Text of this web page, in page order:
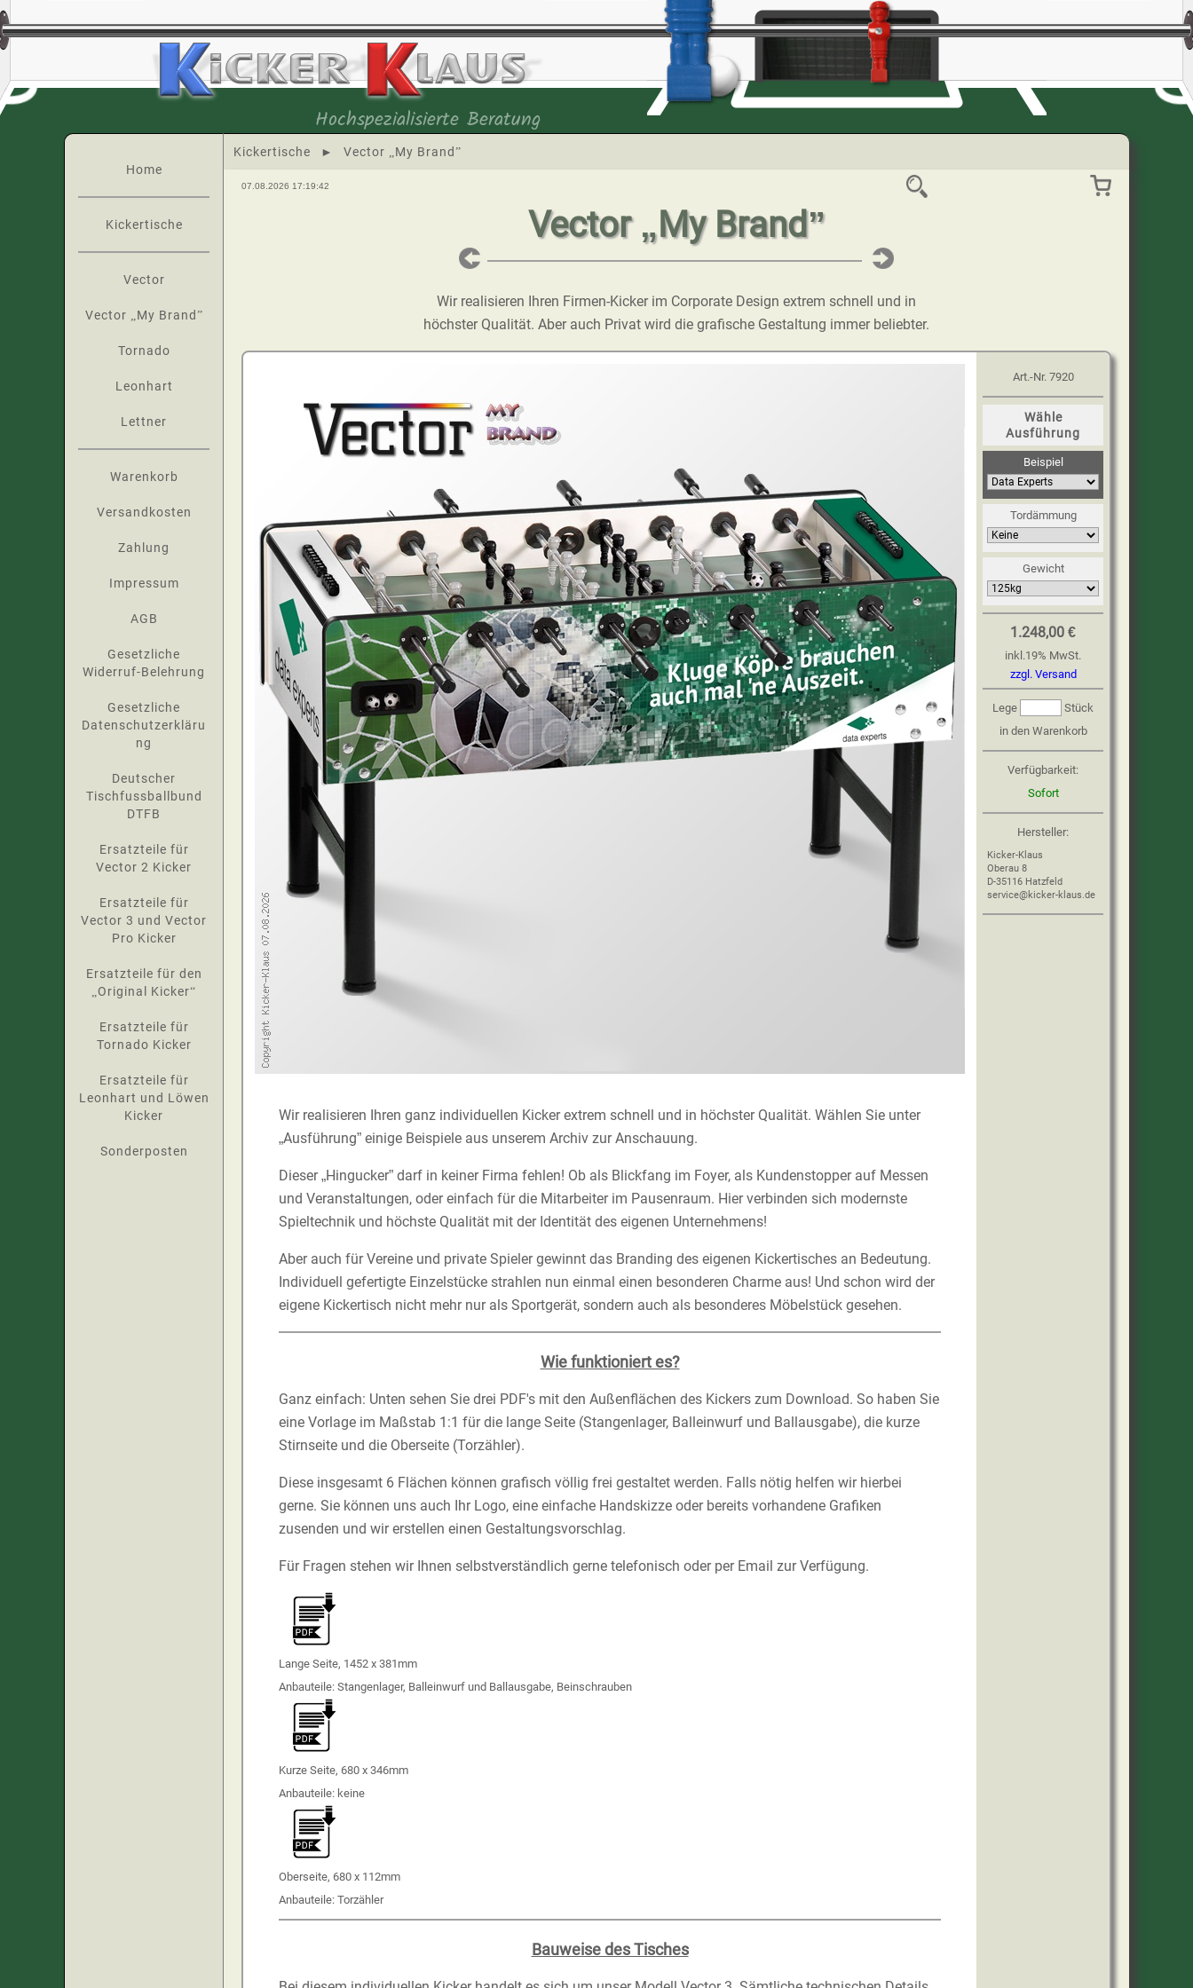
Hochspezialisierte Beratung
07.08.2026 17:19:42
Vector „My Brand”
Wir realisieren Ihren Firmen-Kicker im Corporate Design extrem schnell und in
höchster Qualität. Aber auch Privat wird die grafische Gestaltung immer beliebter.
Wir realisieren Ihren ganz individuellen Kicker extrem schnell und in höchster Qualität. Wählen Sie unter
„Ausführung” einige Beispiele aus unserem Archiv zur Anschauung.
Dieser „Hingucker” darf in keiner Firma fehlen! Ob als Blickfang im Foyer, als Kundenstopper auf Messen
und Veranstaltungen, oder einfach für die Mitarbeiter im Pausenraum. Hier verbinden sich modernste
Spieltechnik und höchste Qualität mit der Identität des eigenen Unternehmens!
Aber auch für Vereine und private Spieler gewinnt das Branding des eigenen Kickertisches an Bedeutung.
Individuell gefertigte Einzelstücke strahlen nun einmal einen besonderen Charme aus! Und schon wird der
eigene Kickertisch nicht mehr nur als Sportgerät, sondern auch als besonderes Möbelstück gesehen.
Wie funktioniert es?
Ganz einfach: Unten sehen Sie drei PDF's mit den Außenflächen des Kickers zum Download. So haben Sie
eine Vorlage im Maßstab 1:1 für die lange Seite (Stangenlager, Balleinwurf und Ballausgabe), die kurze
Stirnseite und die Oberseite (Torzähler).
Diese insgesamt 6 Flächen können grafisch völlig frei gestaltet werden. Falls nötig helfen wir hierbei
gerne. Sie können uns auch Ihr Logo, eine einfache Handskizze oder bereits vorhandene Grafiken
zusenden und wir erstellen einen Gestaltungsvorschlag.
Für Fragen stehen wir Ihnen selbstverständlich gerne telefonisch oder per Email zur Verfügung.
Lange Seite, 1452 x 381mm
Anbauteile: Stangenlager, Balleinwurf und Ballausgabe, Beinschrauben
Kurze Seite, 680 x 346mm
Anbauteile: keine
Oberseite, 680 x 112mm
Anbauteile: Torzähler
Bauweise des Tisches
Art.-Nr. 7920
Wähle
Ausführung
Beispiel
Tordämmung
Gewicht
1.248,00 €
inkl.19% MwSt.
zzgl. Versand
Lege
Stück
in den Warenkorb
Verfügbarkeit:
Sofort
Hersteller:
Kicker-Klaus
Oberau 8
D-35116 Hatzfeld
service@kicker-klaus.de
Kickertische ►
Vector „My Brand”
Home
Kickertische
Vector
Vector „My Brand”
Tornado
Leonhart
Lettner
Warenkorb
Versandkosten
Zahlung
Impressum
AGB
Gesetzliche
Widerruf-Belehrung
Gesetzliche
Datenschutzerkläru
ng
Deutscher
Tischfussballbund
DTFB
Ersatzteile für
Vector 2 Kicker
Ersatzteile für
Vector 3 und Vector
Pro Kicker
Ersatzteile für den
„Original Kicker“
Ersatzteile für
Tornado Kicker
Ersatzteile für
Leonhart und Löwen
Kicker
Sonderposten